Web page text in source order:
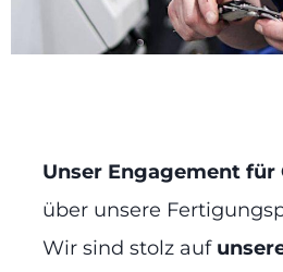
Unser Engagement für
über unsere
Wir sind stolz auf